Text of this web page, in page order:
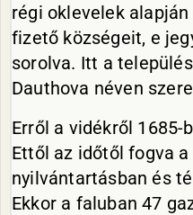
régi oklevelek
fizető községeit, e
sorolva. Itt a
Dauthova néven
Erről a vidékről
Ettől az időtől fogva
nyilvántartásban és
Ekkor a faluban 47